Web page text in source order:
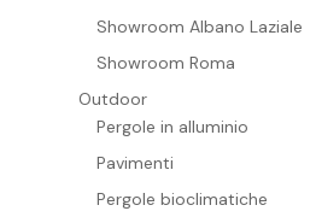
Showroom Albano Laziale
Showroom Roma
Outdoor
Pergole in alluminio
Pavimenti
Pergole bioclimatiche